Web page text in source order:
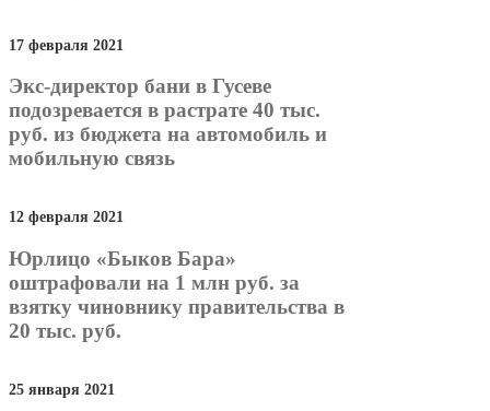
17 февраля 2021
Экс-директор бани в Гусеве
подозревается в растрате 40 тыс.
руб. из бюджета на автомобиль и
мобильную связь
12 февраля 2021
Юрлицо «Быков Бара»
оштрафовали на 1 млн руб. за
взятку чиновнику правительства в
20 тыс. руб.
25 января 2021